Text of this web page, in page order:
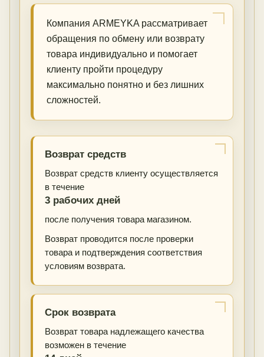
Компания ARMEYKA рассматривает
обращения по обмену или возврату
товара индивидуально и помогает
клиенту пройти процедуру
максимально понятно и без лишних
сложностей.
Возврат средств
Возврат средств клиенту осуществляется
в течение
3 рабочих дней
после получения товара магазином.
Возврат проводится после проверки
товара и подтверждения соответствия
условиям возврата.
Срок возврата
Возврат товара надлежащего качества
возможен в течение